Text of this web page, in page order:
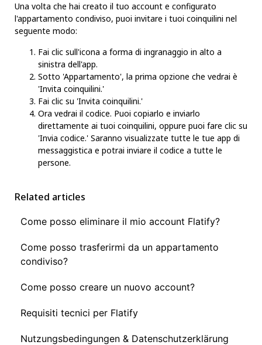
Una volta che hai creato il tuo account e configurato
l'appartamento condiviso, puoi invitare i tuoi coinquilini nel
seguente modo:
Fai clic sull'icona a forma di ingranaggio in alto a
sinistra dell'app.
Sotto 'Appartamento', la prima opzione che vedrai è
'Invita coinquilini.'
Fai clic su 'Invita coinquilini.'
Ora vedrai il codice. Puoi copiarlo e inviarlo
direttamente ai tuoi coinquilini, oppure puoi fare clic su
'Invia codice.' Saranno visualizzate tutte le tue app di
messaggistica e potrai inviare il codice a tutte le
persone.
Related articles
Come posso eliminare il mio account Flatify?
Come posso trasferirmi da un appartamento
condiviso?
Come posso creare un nuovo account?
Requisiti tecnici per Flatify
Nutzungsbedingungen & Datenschutzerklärung